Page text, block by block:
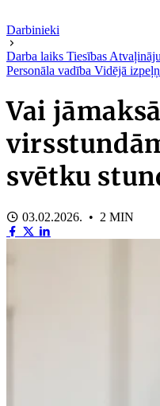
Darbinieki
Darba laiks Tiesības
Personāla vadība Vidējā
Vai
svētku
03.02.2026. • 2 MIN